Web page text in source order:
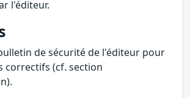
l'éditeur.
de sécurité de l'éditeur pour
correctifs (cf. section